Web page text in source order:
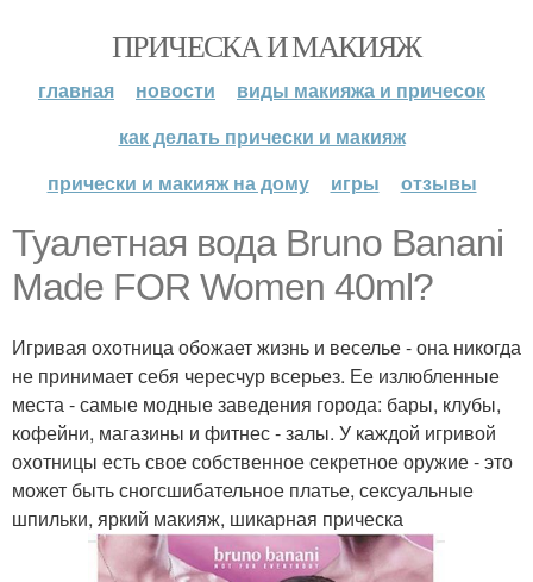
ПРИЧЕСКА И МАКИЯЖ
главная новости
виды макияжа и причесок
как делать прически и макияж
прически и макияж на дому
игры отзывы
Туалетная вода Bruno Banani
Made FOR Women 40ml?
Игривая охотница обожает жизнь и веселье - она никогда
не принимает себя чересчур всерьез. Ее излюбленные
места - самые модные заведения города: бары, клубы,
кофейни, магазины и фитнес - залы. У каждой игривой
охотницы есть свое собственное секретное оружие - это
может быть сногсшибательное платье, сексуальные
шпильки, яркий макияж, шикарная прическа